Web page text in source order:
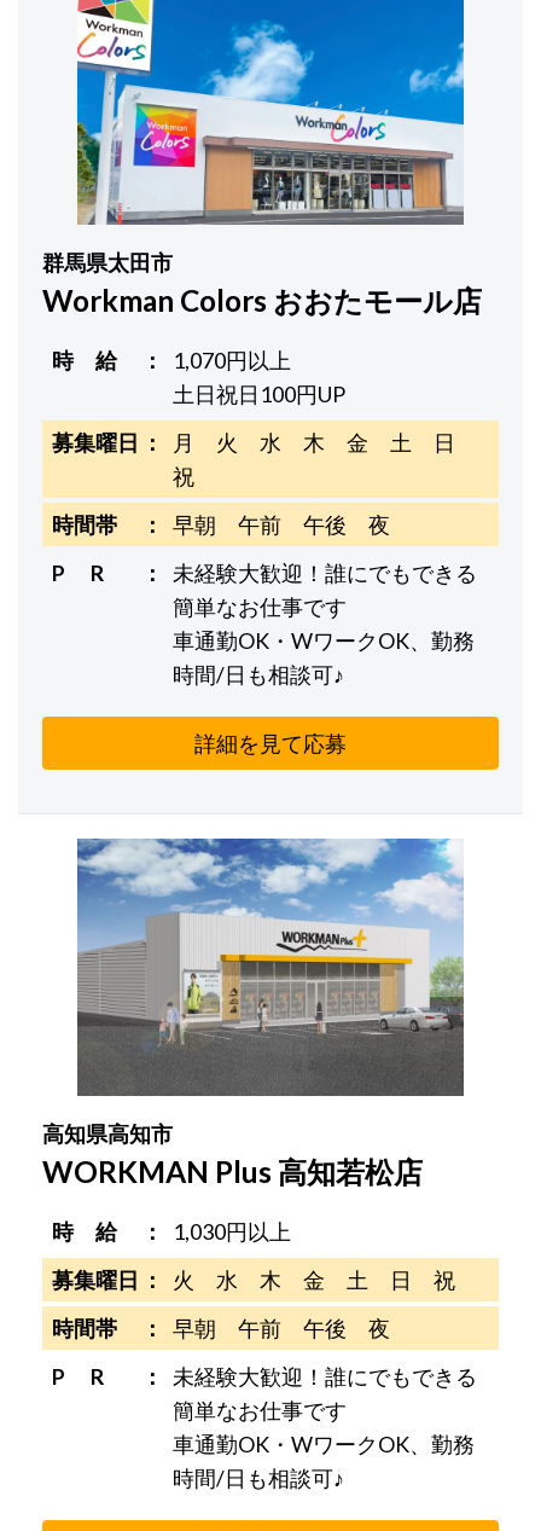
群馬県太田市
Workman Colors おおたモール店
時 給
1,070円以上
土日祝日100円UP
募集曜日
月 火 水 木 金 土 日
祝
時間帯
早朝 午前 午後 夜
P R
未経験大歓迎！誰にでもできる
簡単なお仕事です
車通勤OK・WワークOK、勤務
時間/日も相談可♪
詳細を見て応募
高知県高知市
WORKMAN Plus 高知若松店
時 給
1,030円以上
募集曜日
火 水 木 金 土 日 祝
時間帯
早朝 午前 午後 夜
P R
未経験大歓迎！誰にでもできる
簡単なお仕事です
車通勤OK・WワークOK、勤務
時間/日も相談可♪